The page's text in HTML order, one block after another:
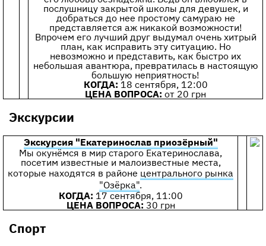
послушницу закрытой школы для девушек, и
добраться до нее простому самураю не
представляется аж никакой возможности!
Впрочем его лучший друг выдумал очень хитрый
план, как исправить эту ситуацию. Но
невозможно и представить, как быстро их
небольшая авантюра, превратилась в настоящую
большую неприятность!
КОГДА: 18 сентября, 12:00
ЦЕНА ВОПРОСА: от 20 грн
Экскурсии
Экскурсия "Екатеринослав приозёрный"
Мы окунёмся в мир старого Екатеринослава,
посетим известные и малоизвестные места,
которые находятся в районе центрального рынка
"Озёрка".
КОГДА: 17 сентября, 11:00
ЦЕНА ВОПРОСА: 30 грн
Спорт